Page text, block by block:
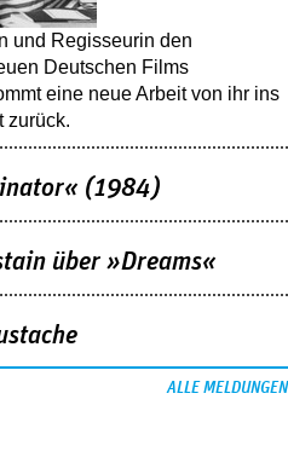
und Regisseurin den
Deutschen Films
eine neue Arbeit von ihr ins
zurück.
(1984)
über »Dreams«
ALLE MELDUNGEN